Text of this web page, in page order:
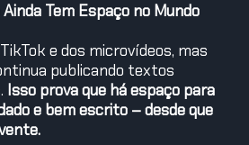
Tem Espaço no Mundo
e dos microvídeos, mas
publicando textos
Isso prova que há espaço para
e bem escrito – desde que